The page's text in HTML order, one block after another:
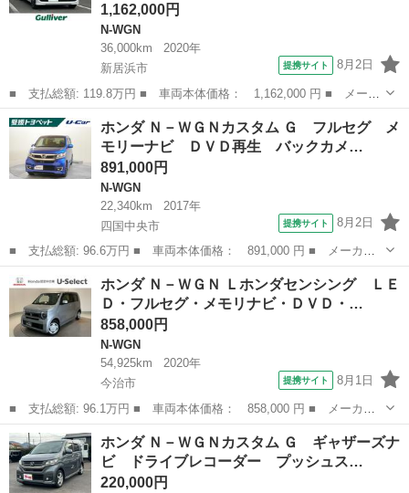
1,162,000円
N-WGN
36,000km
2020年
新居浜市
提携サイト 8月2日
■ 支払総額: 119.8万円 ■ 車両本体価格： 1,162,000 円 ■ メーカ
ー名： ホンダ ■ 車種名： Ｎ－ＷＧＮカスタム ■ グレード
名： Ｌホンダセンシング 純正ナビ ＥＴＣ シートヒーター バ
ックカメラ ...
愛媛 新居浜市 N-WGN
ホンダ Ｎ－ＷＧＮカスタム Ｇ フルセグ メ
モリーナビ ＤＶＤ再生 バックカメ…
891,000円
N-WGN
22,340km
2017年
四国中央市
提携サイト 8月2日
■ 支払総額: 96.6万円 ■ 車両本体価格： 891,000 円 ■ メーカー
名： ホンダ ■ 車種名： Ｎ－ＷＧＮカスタム ■ グレード名：
Ｇ フルセグ メモリーナビ ＤＶＤ再生 バックカメラ 衝突被害
軽減システム...
愛媛 四国中央市 N-WGN
ホンダ Ｎ－ＷＧＮ Ｌホンダセンシング ＬＥ
Ｄ・フルセグ・メモリナビ・ＤＶＤ・…
858,000円
N-WGN
54,925km
2020年
今治市
提携サイト 8月1日
■ 支払総額: 96.1万円 ■ 車両本体価格： 858,000 円 ■ メーカー
名： ホンダ ■ 車種名： Ｎ－ＷＧＮ ■ グレード名： Ｌホンダ
センシング ＬＥＤ・フルセグ・メモリナビ・ＤＶＤ・ＣＤ・バック
カメラ・スマ...
愛媛 今治市 N-WGN
ホンダ Ｎ－ＷＧＮカスタム Ｇ ギャザーズナ
ビ ドライブレコーダー プッシュス…
220,000円